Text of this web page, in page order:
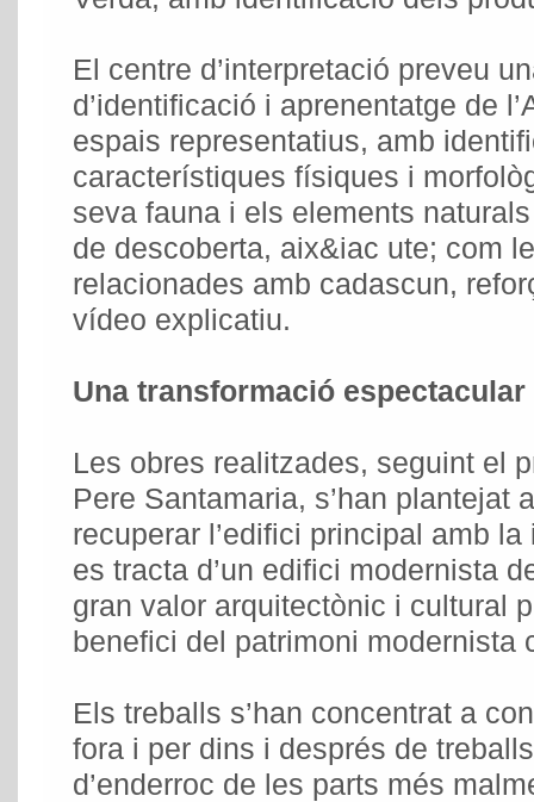
El centre d’interpretació preveu
d’identificació i aprenentatge de
espais representatius, amb
característiques físiques i
seva fauna i els elements
de descoberta, aix&iac ute; com
relacionades amb cadascun,
vídeo explicatiu.
Una transformació espectacular
Les obres realitzades, seguint el
Pere Santamaria, s’han plantejat
recuperar l’edifici principal amb
es tracta d’un edifici modernista
gran valor arquitectònic i cultural
benefici del patrimoni modernista
Els treballs s’han concentrat a
fora i per dins i després de
d’enderroc de les parts més